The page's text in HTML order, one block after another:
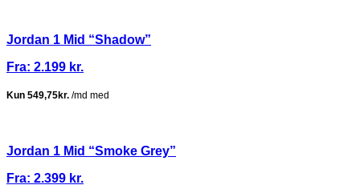
Jordan 1 Mid “Shadow”
Fra: 2.199 kr.
Jordan 1 Mid “Smoke Grey”
Fra: 2.399 kr.